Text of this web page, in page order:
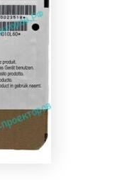
вариаций.
можно
товара.